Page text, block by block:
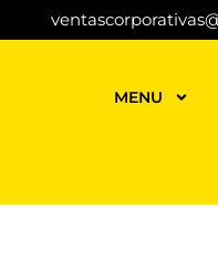
MENU